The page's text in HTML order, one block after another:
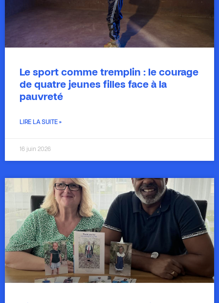
Le sport comme tremplin : le courage
de quatre jeunes filles face à la
pauvreté
LIRE LA SUITE »
16 juin 2026